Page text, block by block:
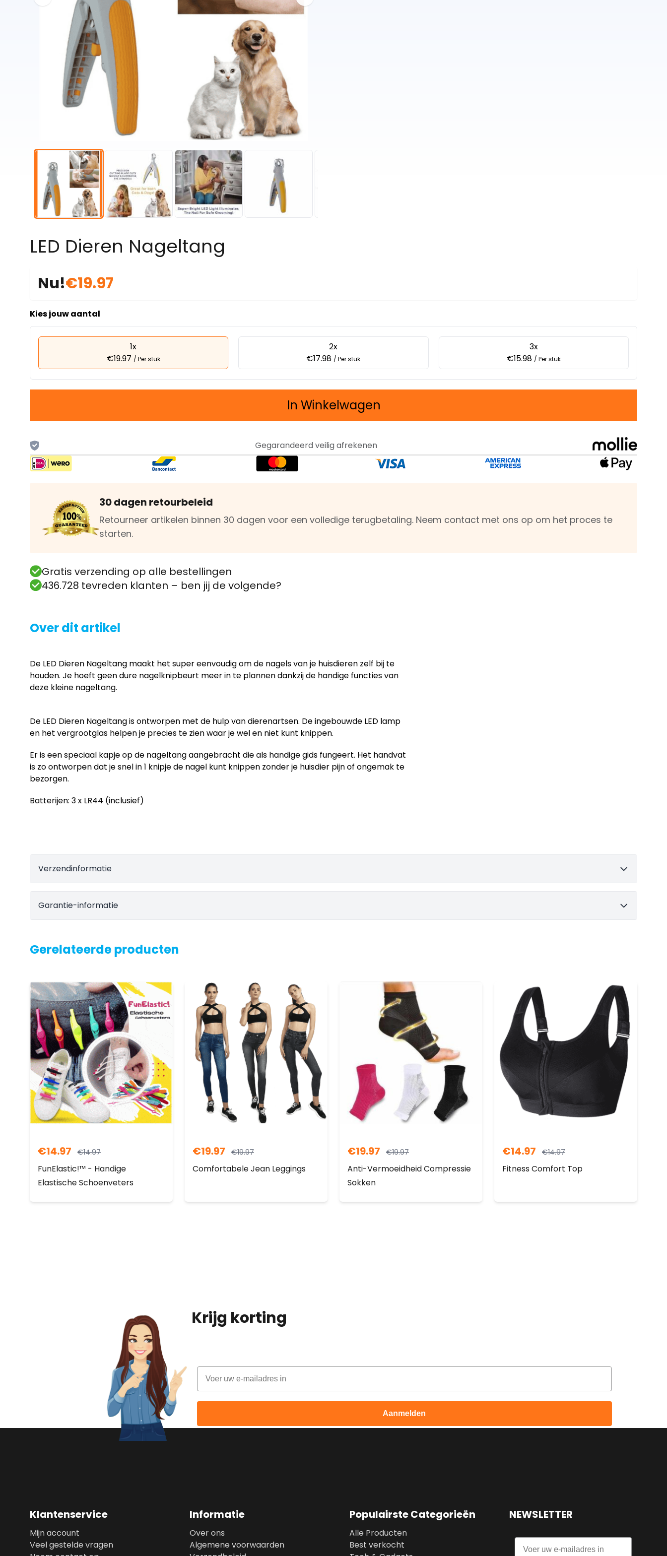
LED Dieren Nageltang
Nu!€19.97
Kies jouw aantal
1x
€19.97 / Per stuk
2x
€17.98 / Per stuk
3x
€15.98 / Per stuk
In Winkelwagen
Gegarandeerd veilig afrekenen
30 dagen retourbeleid
Retourneer artikelen binnen 30 dagen voor een volledige terugbetaling. Neem contact met ons op om het proces te
starten.
Gratis verzending op alle bestellingen
436.728 tevreden klanten – ben jij de volgende?
Over dit artikel
De LED Dieren Nageltang maakt het super eenvoudig om de nagels van je huisdieren zelf bij te
houden. Je hoeft geen dure nagelknipbeurt meer in te plannen dankzij de handige functies van
deze kleine nageltang.
De LED Dieren Nageltang is ontworpen met de hulp van dierenartsen. De ingebouwde LED lamp
en het vergrootglas helpen je precies te zien waar je wel en niet kunt knippen.
Er is een speciaal kapje op de nageltang aangebracht die als handige gids fungeert. Het handvat
is zo ontworpen dat je snel in 1 knipje de nagel kunt knippen zonder je huisdier pijn of ongemak te
bezorgen.
Batterijen: 3 x LR44 (inclusief)
Verzendinformatie
Garantie-informatie
Gerelateerde producten
€14.97 €14.97
FunElastic!™ - Handige
Elastische Schoenveters
€19.97 €19.97
Comfortabele Jean Leggings
€19.97 €19.97
Anti-Vermoeidheid Compressie
Sokken
€14.97 €14.97
Fitness Comfort Top
Krijg korting
Email
Aanmelden
Klantenservice
Mijn account
Veel gestelde vragen
Informatie
Over ons
Algemene voorwaarden
Populairste Categorieën
Alle Producten
Best verkocht
NEWSLETTER
Email